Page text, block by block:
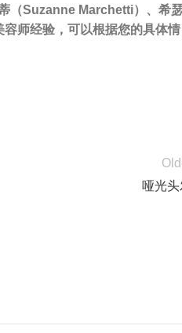
（Suzanne Marchetti）、希
师经验，可以根据您的具体情
哑光